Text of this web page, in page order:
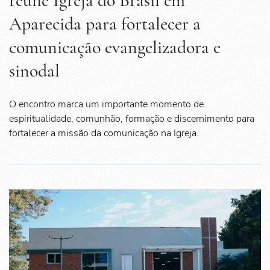
Aparecida para fortalecer a
comunicação evangelizadora e
sinodal
O encontro marca um importante momento de
espiritualidade, comunhão, formação e discernimento para
fortalecer a missão da comunicação na Igreja.